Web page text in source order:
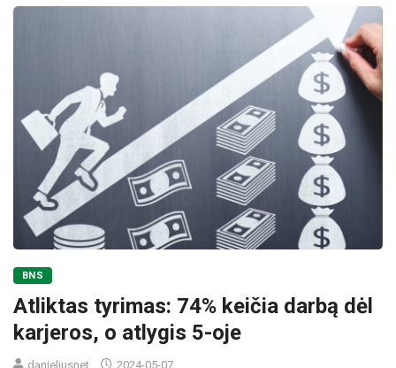
BNS
Atliktas tyrimas: 74% keičia darbą dėl
karjeros, o atlygis 5-oje
danieliusnet 2024-05-07